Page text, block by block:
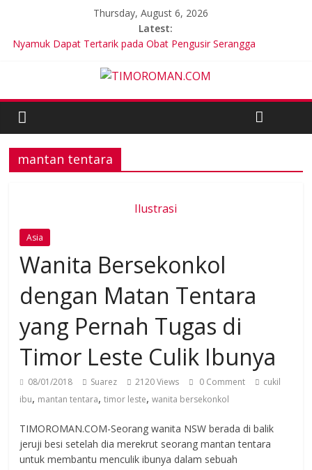
Thursday, August 6, 2026
Latest:
Nyamuk Dapat Tertarik pada Obat Pengusir Serangga
Persengkokolan Jahat dalam Proses Tender
Korea Selatan Catat Hari Terpanas dalam Sejarah
200 tentara Timor Leste Tergabung dalam Pasukan Pemilu
Multinasional di PNG
mantan tentara
Ilustrasi
Asia
Wanita Bersekonkol
dengan Matan Tentara
yang Pernah Tugas di
Timor Leste Culik Ibunya
08/01/2018 Suarez 2120 Views 0 Comment
cukil
ibu, mantan tentara,timor leste,wanita bersekonkol
TIMOROMAN.COM-Seorang wanita NSW berada di balik
jeruji besi setelah dia merekrut seorang mantan tentara
untuk membantu menculik ibunya dalam sebuah